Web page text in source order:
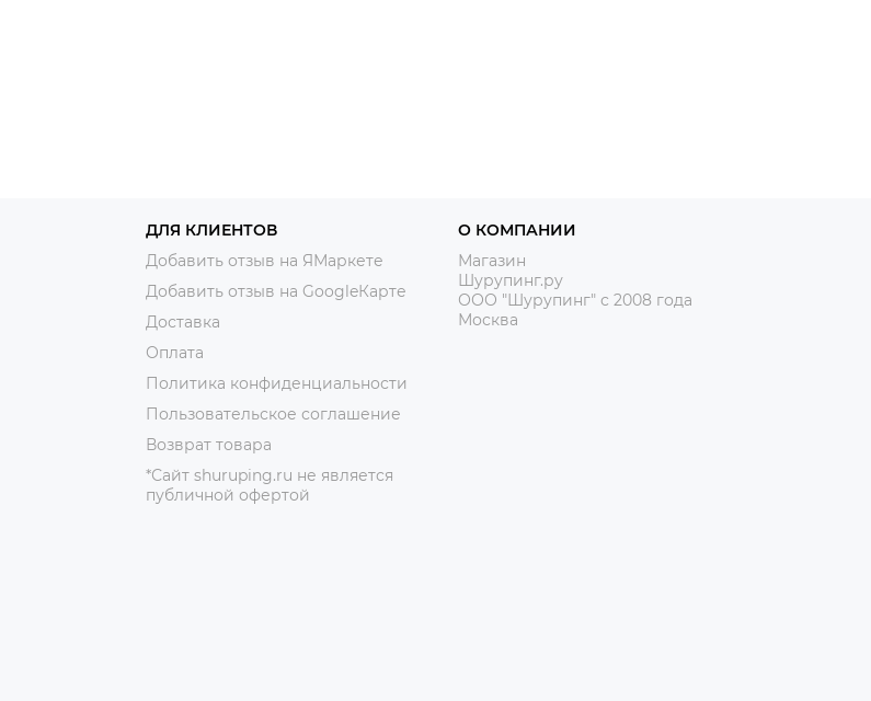
ДЛЯ КЛИЕНТОВ
Добавить отзыв на ЯМаркете
Добавить отзыв на GoogleКарте
Доставка
Оплата
Политика конфиденциальности
Пользовательское соглашение
Возврат товара
*Сайт shuruping.ru не является
публичной офертой
О КОМПАНИИ
Магазин
Шурупинг.ру
ООО "Шурупинг" с 2008 года
Москва